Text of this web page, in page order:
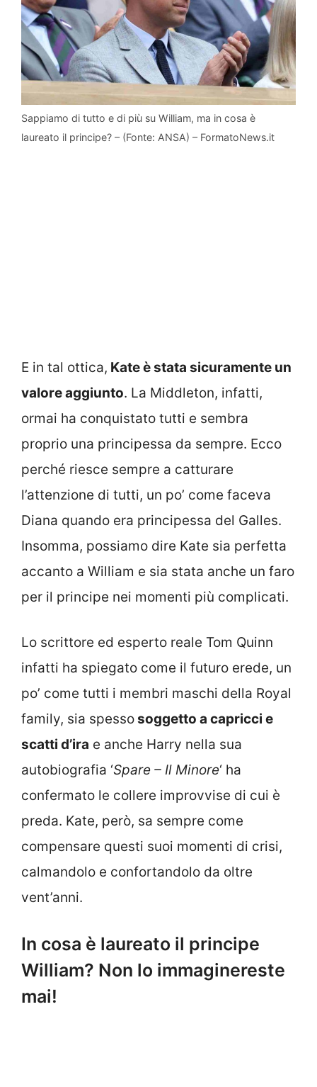
Sappiamo di tutto e di più su William, ma in cosa è
laureato il principe? – (Fonte: ANSA) – FormatoNews.it
E in tal ottica, Kate è stata sicuramente un
valore aggiunto. La Middleton, infatti,
ormai ha conquistato tutti e sembra
proprio una principessa da sempre. Ecco
perché riesce sempre a catturare
l’attenzione di tutti, un po’ come faceva
Diana quando era principessa del Galles.
Insomma, possiamo dire Kate sia perfetta
accanto a William e sia stata anche un faro
per il principe nei momenti più complicati.
Lo scrittore ed esperto reale Tom Quinn
infatti ha spiegato come il futuro erede, un
po’ come tutti i membri maschi della Royal
family, sia spessosoggetto a capricci e
scatti d’ira e anche Harry nella sua
autobiografia ‘Spare – Il Minore‘ ha
confermato le collere improvvise di cui è
preda. Kate, però, sa sempre come
compensare questi suoi momenti di crisi,
calmandolo e confortandolo da oltre
vent’anni.
In cosa è laureato il principe
William? Non lo immaginereste
mai!